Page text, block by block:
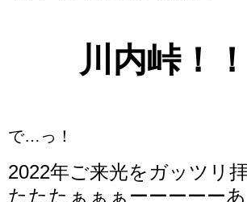
川内峠！！
で…っ！
2022年ご来光をガッツリ
たたたぁぁぁーーーーーあ